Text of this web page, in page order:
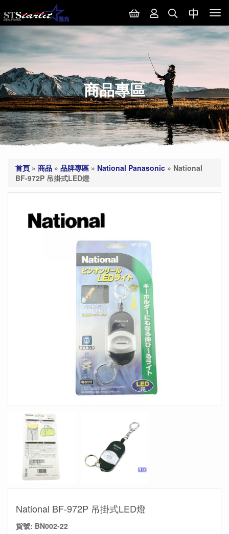
商品專區
首頁 » 商品 » 品牌專區 » National Panasonic » National
BF-972P 吊掛式LED燈
National BF-972P 吊掛式LED燈
貨號: BN002-22